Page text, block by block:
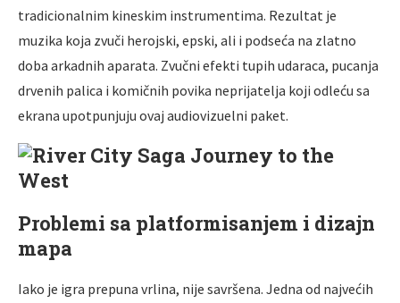
tradicionalnim kineskim instrumentima. Rezultat je
muzika koja zvuči herojski, epski, ali i podseća na zlatno
doba arkadnih aparata. Zvučni efekti tupih udaraca, pucanja
drvenih palica i komičnih povika neprijatelja koji odleću sa
ekrana upotpunjuju ovaj audiovizuelni paket.
Problemi sa platformisanjem i dizajn
mapa
Iako je igra prepuna vrlina, nije savršena. Jedna od najvećih